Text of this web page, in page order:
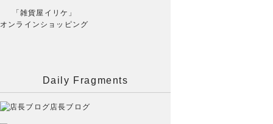
「雑貨屋イリケ」
オンラインショッピング
Daily Fragments
店長ブログ